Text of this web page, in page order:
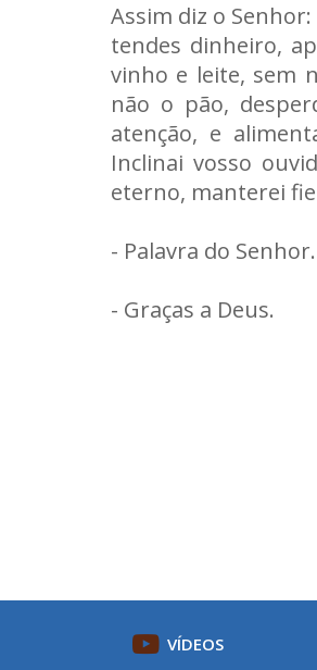
Assim diz o Senhor:
tendes dinheiro,
vinho e leite, sem
não o pão,
atenção, e
Inclinai vosso
eterno, manterei
- Palavra do Senhor.
- Graças a Deus.
VÍDEOS